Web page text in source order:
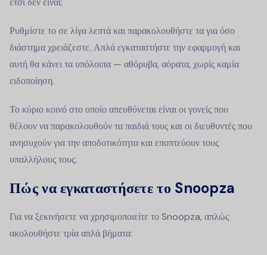
Ρυθμίστε το σε λίγα λεπτά και παρακολουθήστε τα για όσο
διάστημα χρειάζεστε. Απλά εγκαταστήστε την εφαρμογή και
αυτή θα κάνει τα υπόλοιπα — αθόρυβα, αόρατα, χωρίς καμία
ειδοποίηση.
Το κύριο κοινό στο οποίο απευθύνεται είναι οι γονείς που
θέλουν να παρακολουθούν τα παιδιά τους και οι διευθυντές που
ανησυχούν για την αποδοτικότητα και εποπτεύουν τους
υπαλλήλους τους.
Πώς να εγκαταστήσετε το Snoopza
Για να ξεκινήσετε να χρησιμοποιείτε το Snoopza, απλώς
ακολουθήστε τρία απλά βήματα: